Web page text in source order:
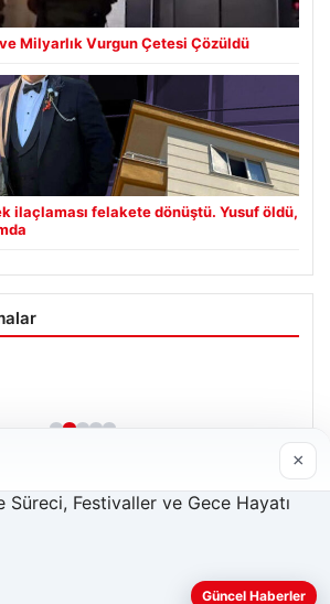
Milyarlık Vurgun Çetesi Çözüldü
ilaçlaması felakete dönüştü. Yusuf öldü,
daha iyi anlayabilmek,
×
Güncel Haberler